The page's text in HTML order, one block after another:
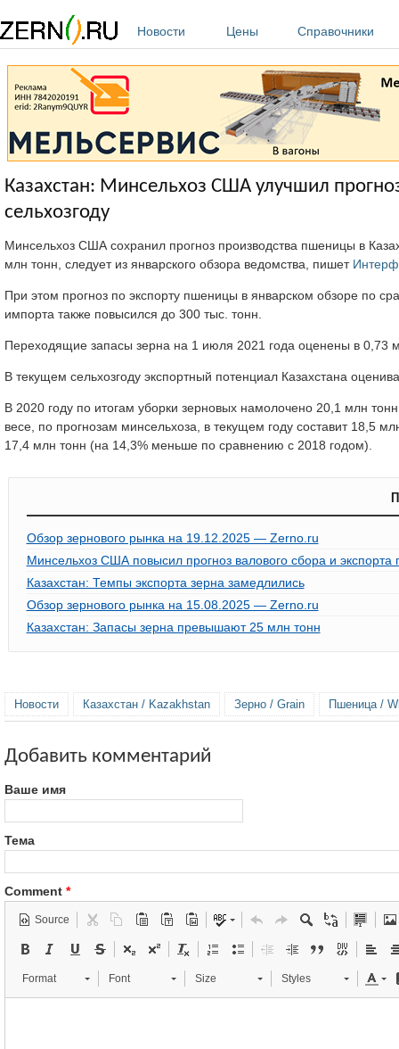
Новости
Цены Справочники
Казахстан: Минсельхоз США улучшил
сельхозгоду
Минсельхоз США сохранил прогноз производства пшеницы в
млн тонн, следует из январского обзора ведомства, пишет
При этом прогноз по экспорту пшеницы в январском обзоре по
импорта также повысился до 300 тыс. тонн.
Переходящие запасы зерна на 1 июля 2021 года оценены в 0,73
В текущем сельхозгоду экспортный потенциал Казахстана
В 2020 году по итогам уборки зерновых намолочено 20,1 млн
весе, по прогнозам минсельхоза, в текущем году составит 18,5
17,4 млн тонн (на 14,3% меньше по сравнению с 2018 годом).
Обзор зернового рынка на 19.12.2025 — Zerno.ru
Минсельхоз США повысил прогноз валового сбора и
Казахстан: Темпы экспорта зерна замедлились
Обзор зернового рынка на 15.08.2025 — Zerno.ru
Казахстан: Запасы зерна превышают 25 млн тонн
Новости Казахстан / Kazakhstan Зерно / Grain Пшеница /
Добавить комментарий
Ваше имя
Тема
Comment *
Source
Format Font Size Styles